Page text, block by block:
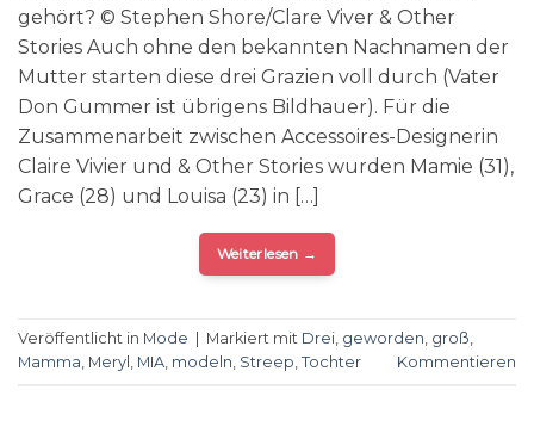
gehört? © Stephen Shore/Clare Viver & Other
Stories Auch ohne den bekannten Nachnamen der
Mutter starten diese drei Grazien voll durch (Vater
Don Gummer ist übrigens Bildhauer). Für die
Zusammenarbeit zwischen Accessoires-Designerin
Claire Vivier und & Other Stories wurden Mamie (31),
Grace (28) und Louisa (23) in […]
Weiterlesen →
Veröffentlicht in Mode Markiert mit Drei geworden groß
Mamma Meryl MIA modeln Streep Tochter Kommentieren